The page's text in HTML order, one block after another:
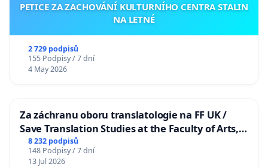
PETICE ZA ZACHOVÁNÍ KULTURNÍHO CENTRA STALIN
NA LETNÉ
2 729 podpisů
155 Podpisy / 7 dní
4 May 2026
Za záchranu oboru translatologie na FF UK /
Save Translation Studies at the Faculty of Arts,
Charles University
8 232 podpisů
148 Podpisy / 7 dní
13 Jul 2026